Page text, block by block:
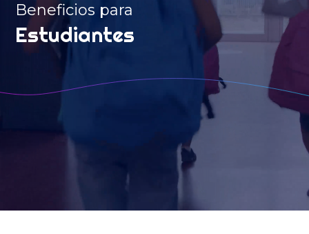
Beneficios para
Estudiantes